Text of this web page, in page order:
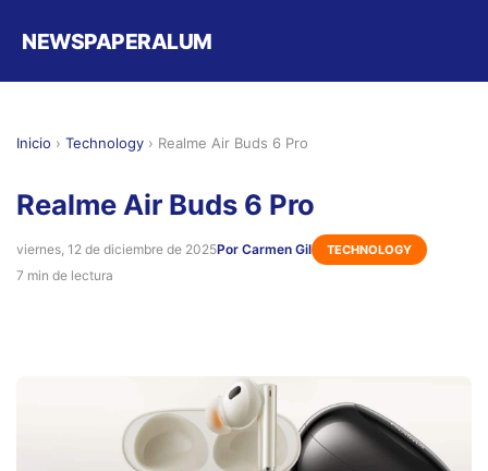
NEWSPAPERALUM
Inicio › Technology › Realme Air Buds 6 Pro
Realme Air Buds 6 Pro
viernes, 12 de diciembre de 2025Por Carmen Gil TECHNOLOGY
7 min de lectura